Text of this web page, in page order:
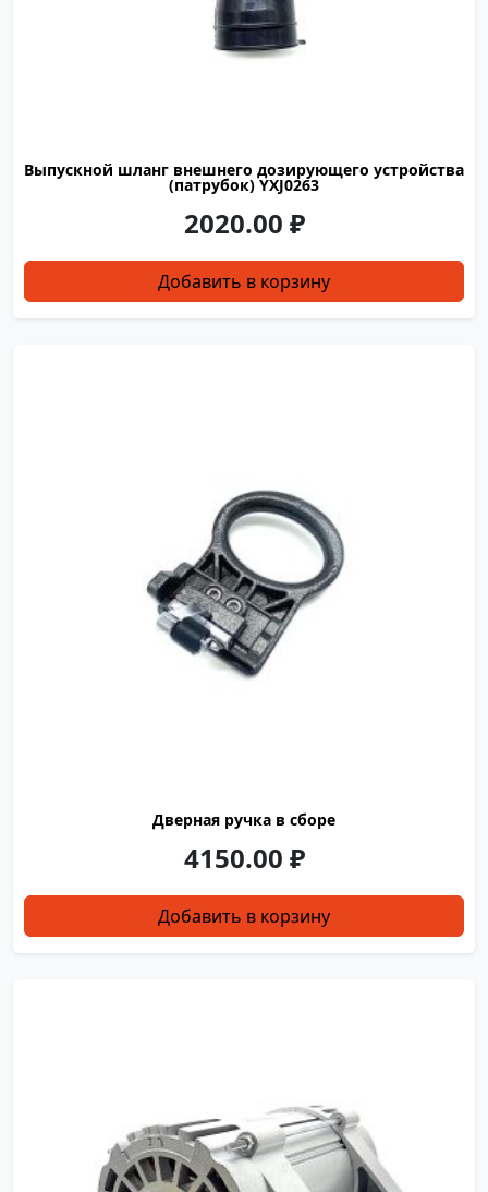
Выпускной шланг внешнего дозирующего устройства
(патрубок) YXJ0263
2020.00 ₽
Добавить в корзину
Дверная ручка в сборе
4150.00 ₽
Добавить в корзину